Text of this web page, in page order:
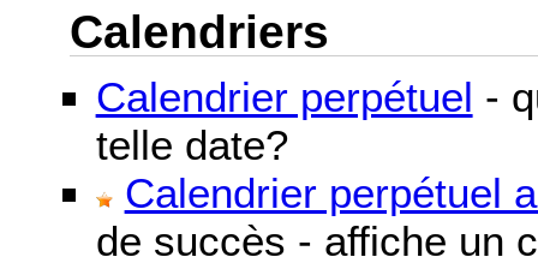
Calendriers
Calendrier perpétuel -
telle date?
Calendrier perpétuel
de succès - affiche un